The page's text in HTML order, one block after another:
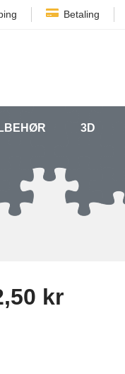
Betaling
3D
kr